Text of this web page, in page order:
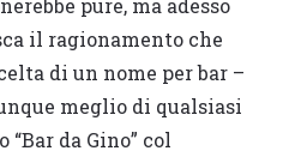
pure, ma adesso
il ragionamento che
di un nome per bar –
meglio di qualsiasi
da Gino” col